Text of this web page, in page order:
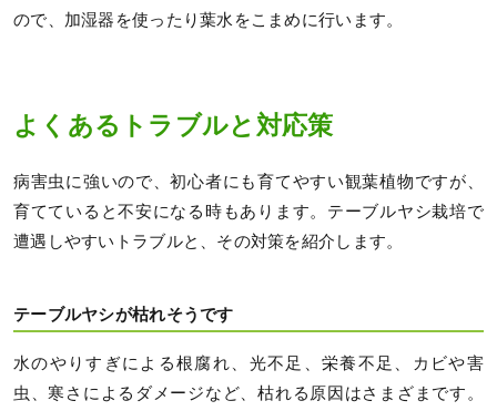
ので、加湿器を使ったり葉水をこまめに行います。
よくあるトラブルと対応策
病害虫に強いので、初心者にも育てやすい観葉植物ですが、
育てていると不安になる時もあります。テーブルヤシ栽培で
遭遇しやすいトラブルと、その対策を紹介します。
テーブルヤシが枯れそうです
水のやりすぎによる根腐れ、光不足、栄養不足、カビや害
虫、寒さによるダメージなど、枯れる原因はさまざまです。